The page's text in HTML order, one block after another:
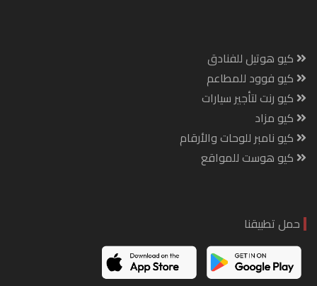
كيو هوتيل للفنادق
كيو فوود للمطاعم
كيو رنت لتأجير سيارات
كيو مزاد
كيو نامبر للوحات والأرقام
كيو هوست للمواقع
حمل تطبيقنا